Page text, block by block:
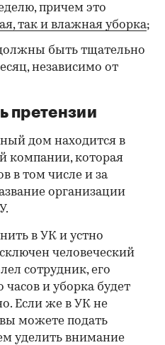
причем это
так и влажная уборка;
быть тщательно
независимо от
претензии
дом находится в
компании, которая
в том числе и за
организации
в УК и устно
человеческий
сотрудник, его
часов и уборка будет
Если же в УК не
можете подать
уделить внимание